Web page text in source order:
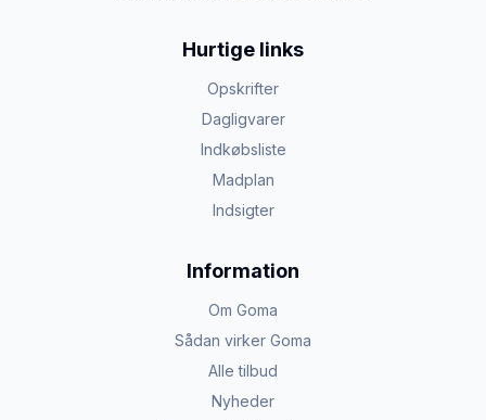
Hurtige links
Opskrifter
Dagligvarer
Indkøbsliste
Madplan
Indsigter
Information
Om Goma
Sådan virker Goma
Alle tilbud
Nyheder